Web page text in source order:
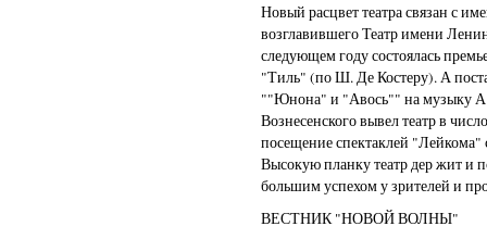
Новый расцвет театра связан с
возглавившего Театр имени
следующем году состоялась
"Тиль" (по Ш. Де Костеру). А
""Юнона" и "Авось"" на музыку
Вознесенского вывел театр в
посещение спектаклей "Лейкома"
Высокую планку театр дер жит и
большим успехом у зрителей и
ВЕСТНИК "НОВОЙ ВОЛНЫ"